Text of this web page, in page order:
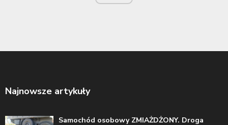
Najnowsze artykuły
Samochód osobowy ZMIAŻDŻONY. Droga